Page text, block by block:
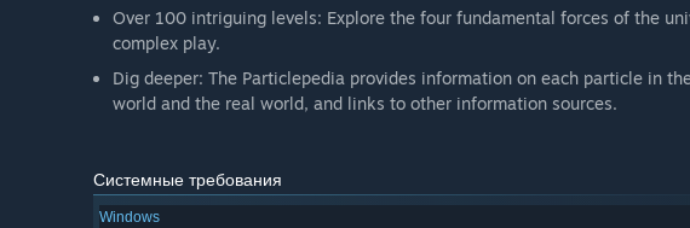
Over 100 intriguing levels: Explore the four fundamental forces of the
complex play.
Dig deeper: The Particlepedia provides information on each particle in
world and the real world, and links to other information sources.
Системные требования
Windows